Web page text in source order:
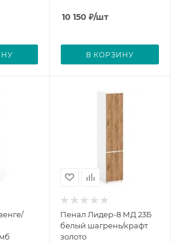
10 150 ₽/шт
В КОРЗИНУ
Пенал Лидер-8 МД 23Б
белый шагрень/крафт
золото